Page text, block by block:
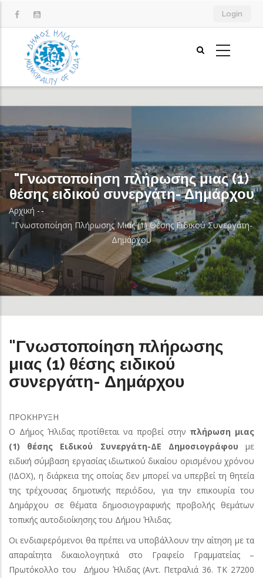
προς
περιεχόμενο
Login
"Γνωστοποίηση πλήρωσης μιας (1)
θέσης ειδικού συνεργάτη- Δημάρχου
Breadcrumb
Αρχική - -
"Γνωστοποίηση Πλήρωσης Μιας (1) Θέσης Ειδικού Συνεργάτη-
Δημάρχου
"Γνωστοποίηση πλήρωσης
μιας (1) θέσης ειδικού
συνεργάτη- Δημάρχου
ΠΡΟΚΗΡΥΞΗ
Ο Δήμος Ήλιδας προτίθεται να προβεί στην πλήρωση μιας
(1) θέσης Ειδικού Συνεργάτη-ΔΕ Δημοσιογράφου με
ειδική σύμβαση εργασίας ιδιωτικού δικαίου ορισμένου χρόνου
(ΙΔΟΧ), η διάρκεια της οποίας δεν μπορεί να υπερβεί τη θητεία
της τρέχουσας δημοτικής περιόδου, για την επικουρία του
Δημάρχου σε θέματα δημοσιογραφικής προβολής θεμάτων
τοπικής αυτοδιοίκησης του Δήμου Ήλιδας.
Οι ενδιαφερόμενοι θα πρέπει να υποβάλλουν την αίτηση με τα
απαραίτητα δικαιολογητικά στο Γραφείο Γραμματείας –
Πρωτόκολλο του Δήμου Ήλιδας (Αντ. Πετραλιά 36. ΤΚ 27200